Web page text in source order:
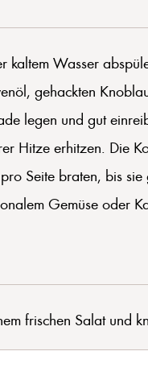
kaltem Wasser
gehackten
legen und gut
Hitze erhitzen. Die
Seite braten, bis
Gemüse oder
frischen Salat und